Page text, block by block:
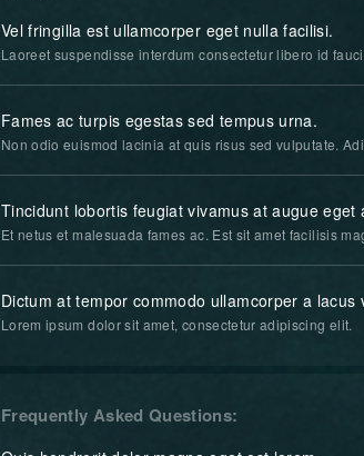
Vel fringilla est ullamcorper eget nulla facilisi.
Laoreet suspendisse interdum consectetur libero id
Fames ac turpis egestas sed tempus urna.
Non odio euismod lacinia at quis risus sed vulputate.
Tincidunt lobortis feugiat vivamus at augue eget
Et netus et malesuada fames ac. Est sit amet facilisis
Dictum at tempor commodo ullamcorper a lacus
Lorem ipsum dolor sit amet, consectetur adipiscing elit.
Frequently Asked Questions